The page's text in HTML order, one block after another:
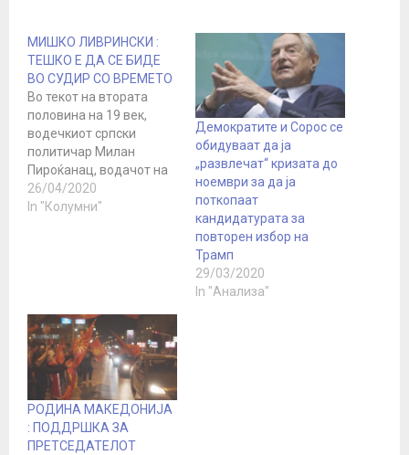
МИШКО ЛИВРИНСКИ :
ТЕШКО Е ДА СЕ БИДЕ
ВО СУДИР СО ВРЕМЕТО
Во текот на втората
половина на 19 век,
водечкиот српски
политичар Милан
Пироќанац, водачот на
српските либерали ја
има кажано следнава
ситуација во која светот
се наоѓа. А денес светот
се наоѓа во пресвртница
помеѓу…
26/04/2020
In "Колумни"
Демократите и Сорос се
обидуваат да ја
„развлечат“ кризата до
ноември за да ја
поткопаат
кандидатурата за
повторен избор на
Трамп
29/03/2020
In "Анализа"
РОДИНА МАКЕДОНИЈА
: ПОДДРШКА ЗА
ПРЕТСЕДАТЕЛОТ